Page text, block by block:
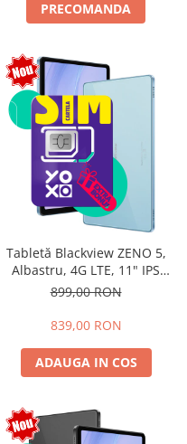
PRECOMANDA
Tabletă Blackview ZENO 5,
Albastru, 4G LTE, 11" IPS
90Hz, 12GB RAM (3GB + 9GB
16, Unisoc T7250, 8300mAh,
SIM
899,00 RON
839,00 RON
ADAUGA IN COS